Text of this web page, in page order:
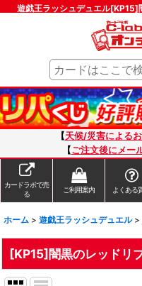
遊戯王ラッシュデュエル[KP15]
【天候/災害による
【ご注文後にメー
カードラボで売
る
ご利用案内 よくある
ホーム > 遊戯王ラッシュデュエル >
[KP15]闇黒のレッドリ